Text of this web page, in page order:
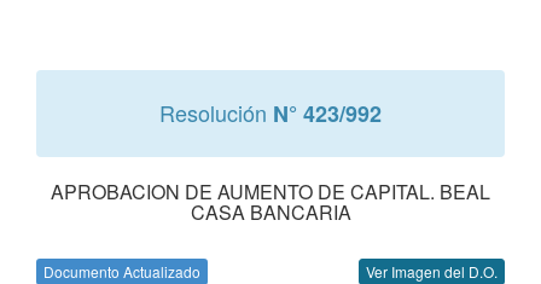
Resolución N° 423/992
APROBACION DE AUMENTO DE CAPITAL. BEAL
CASA BANCARIA
Documento Actualizado Ver Imagen del D.O.